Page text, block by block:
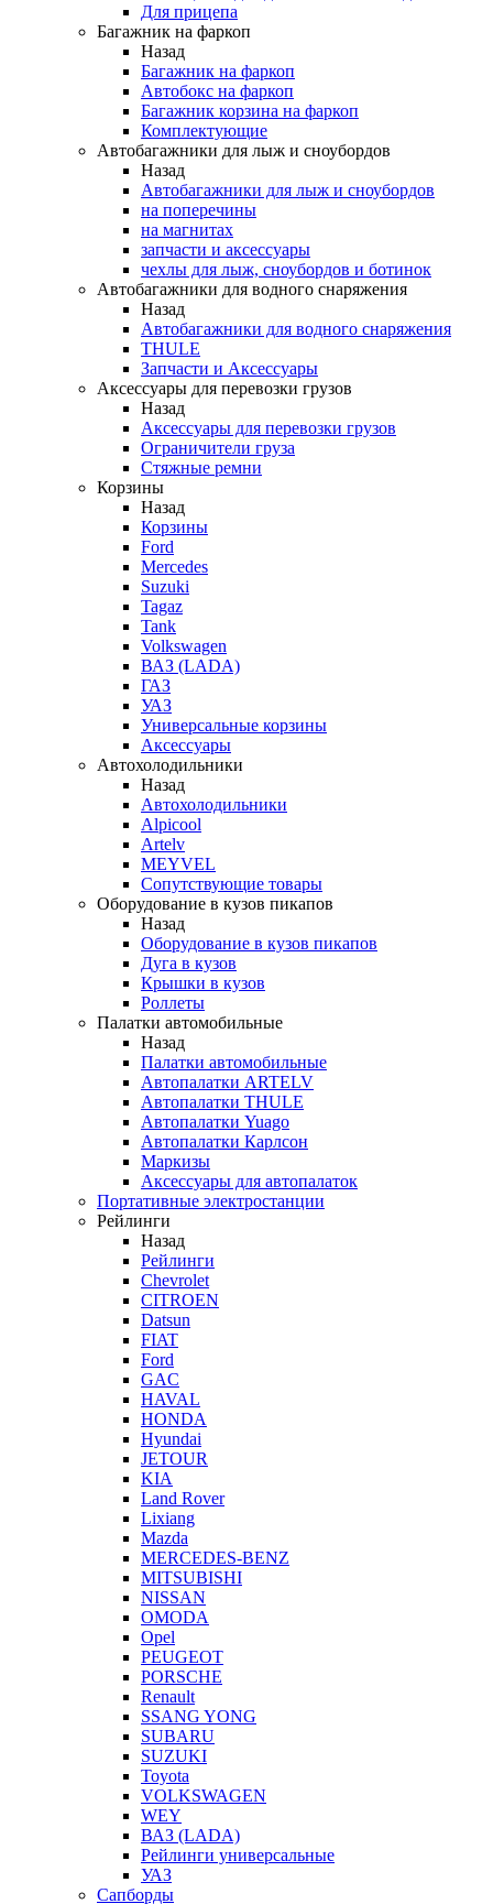
Для прицепа
Багажник на фаркоп
Назад
Багажник на фаркоп
Автобокс на фаркоп
Багажник корзина на фаркоп
Комплектующие
Автобагажники для лыж и сноубордов
Назад
Автобагажники для лыж и сноубордов
на поперечины
на магнитах
запчасти и аксессуары
чехлы для лыж, сноубордов и ботинок
Автобагажники для водного снаряжения
Назад
Автобагажники для водного снаряжения
THULE
Запчасти и Аксессуары
Аксессуары для перевозки грузов
Назад
Аксессуары для перевозки грузов
Ограничители груза
Стяжные ремни
Корзины
Назад
Корзины
Ford
Mercedes
Suzuki
Tagaz
Tank
Volkswagen
ВАЗ (LADA)
ГАЗ
УАЗ
Универсальные корзины
Аксессуары
Автохолодильники
Назад
Автохолодильники
Alpicool
Artelv
MEYVEL
Сопутствующие товары
Оборудование в кузов пикапов
Назад
Оборудование в кузов пикапов
Дуга в кузов
Крышки в кузов
Роллеты
Палатки автомобильные
Назад
Палатки автомобильные
Автопалатки ARTELV
Автопалатки THULE
Автопалатки Yuago
Автопалатки Карлсон
Маркизы
Аксессуары для автопалаток
Портативные электростанции
Рейлинги
Назад
Рейлинги
Chevrolet
CITROEN
Datsun
FIAT
Ford
GAC
HAVAL
HONDA
Hyundai
JETOUR
KIA
Land Rover
Lixiang
Mazda
MERCEDES-BENZ
MITSUBISHI
NISSAN
OMODA
Opel
PEUGEOT
PORSCHE
Renault
SSANG YONG
SUBARU
SUZUKI
Toyota
VOLKSWAGEN
WEY
ВАЗ (LADA)
Рейлинги универсальные
УАЗ
Сапборды